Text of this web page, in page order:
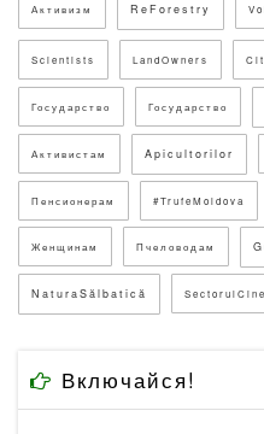
Активизм ReForestry
Scientists LandOwners
Государство Государство
Активистам Apicultorilor
Пенсионерам #TrufeMoldova
Женщинам Пчеловодам
NaturaSălbatică
Включайся!